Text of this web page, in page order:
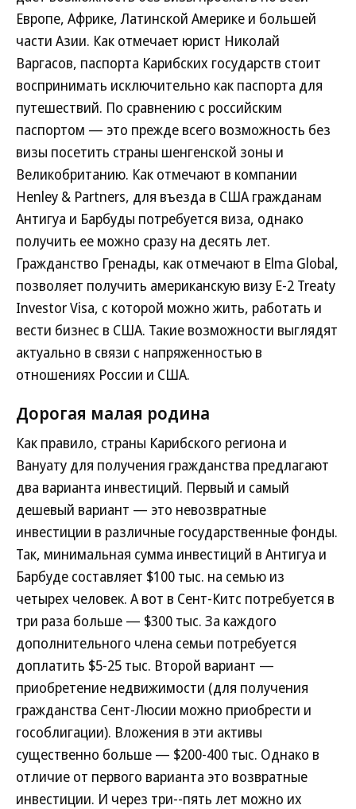
Европе, Африке, Латинской Америке и большей
части Азии. Как отмечает юрист Николай
Варгасов, паспорта Карибских государств стоит
воспринимать исключительно как паспорта для
путешествий. По сравнению с российским
паспортом — это прежде всего возможность без
визы посетить страны шенгенской зоны и
Великобританию. Как отмечают в компании
Henley & Partners, для въезда в США гражданам
Антигуа и Барбуды потребуется виза, однако
получить ее можно сразу на десять лет.
Гражданство Гренады, как отмечают в Elma Global,
позволяет получить американскую визу E-2 Treaty
Investor Visa, с которой можно жить, работать и
вести бизнес в США. Такие возможности выглядят
актуально в связи с напряженностью в
отношениях России и США.
Дорогая малая родина
Как правило, страны Карибского региона и
Вануату для получения гражданства предлагают
два варианта инвестиций. Первый и самый
дешевый вариант — это невозвратные
инвестиции в различные государственные фонды.
Так, минимальная сумма инвестиций в Антигуа и
Барбуде составляет $100 тыс. на семью из
четырех человек. А вот в Сент-Китс потребуется в
три раза больше — $300 тыс. За каждого
дополнительного члена семьи потребуется
доплатить $5-25 тыс. Второй вариант —
приобретение недвижимости (для получения
гражданства Сент-Люсии можно приобрести и
гособлигации). Вложения в эти активы
существенно больше — $200-400 тыс. Однако в
отличие от первого варианта это возвратные
инвестиции. И через три--пять лет можно их